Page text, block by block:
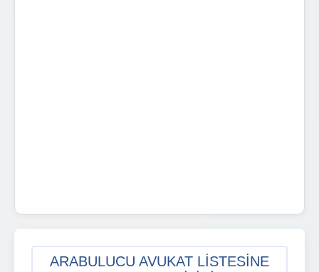
ARABULUCU AVUKAT LISTESINE